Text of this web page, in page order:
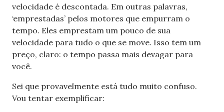
velocidade é descontada. Em outras palavras,
‘emprestadas’ pelos motores que empurram o
tempo. Eles emprestam um pouco de sua
velocidade para tudo o que se move. Isso tem um
preço, claro: o tempo passa mais devagar para
você.
Sei que provavelmente está tudo muito confuso.
Vou tentar exemplificar: